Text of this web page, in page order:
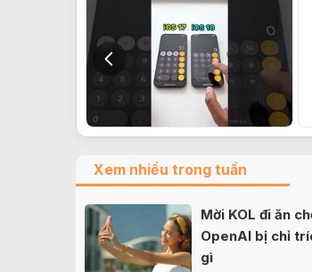
Xem nhiều trong tuần
Mời KOL đi ăn
OpenAI bị chỉ
gì